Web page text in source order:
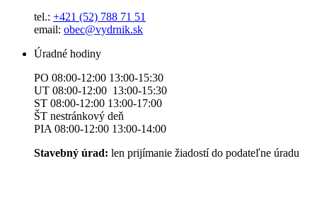
tel.: +421 (52) 788 71 51
email: obec@vydrnik.sk
Úradné hodiny
PO 08:00-12:00 13:00-15:30
UT 08:00-12:00 13:00-15:30
ST 08:00-12:00 13:00-17:00
ŠT nestránkový deň
PIA 08:00-12:00 13:00-14:00
Stavebný úrad: len prijímanie žiadostí do podateľne úradu